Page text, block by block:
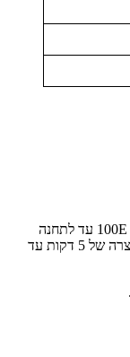
. בתחבורה ציבורית משדה התעופה עליכם להשתמש בקו מס. 100E עד לתחנה
האחרונה שהיא הכיכר המרכזי דיאק פרנץ (Deák Ferenc tér). משם להחליף למטרו תת-קרקעי קו מס. 2 ולרדת לאחר תחנה אחת בלבד בכיכר קושוט לאיוש (Kossuth Lajos tér). מהכיכר הליכה רגלית קצרה של 5 דקות עד